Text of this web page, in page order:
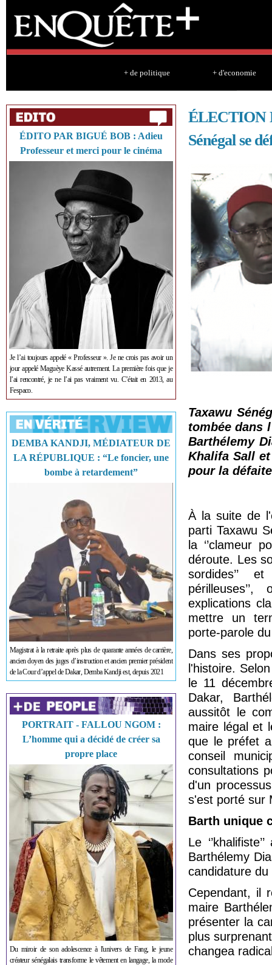
+ de politique + d'economie
ÉDITO PAR BIGUÉ BOB : Adieu
Professeur et merci pour le cinéma
Je l’ai toujours appelé « Professeur ». Je ne crois pas avoir un
jour appelé Maguèye Kassé autrement. La première fois que je
l’ai rencontré, je ne l’ai pas vraiment vu. C’était en 2013, au
Fespaco.
DEMBA KANDJI, MÉDIATEUR DE
LA RÉPUBLIQUE : “Le foncier, une
bombe à retardement”
Magistrat à la retraite après plus de quarante années de carrière,
ancien doyen des juges d’instruction et ancien premier président
de la Cour d’appel de Dakar, Demba Kandji est, depuis 2021
PORTRAIT - FALLOU NGOM :
L’homme qui a décidé de créer sa
propre place
Du miroir de son adolescence à l'univers de Fang, le jeune
créateur sénégalais transforme le vêtement en langage, la mode
ÉLECTION
Sénégal se
Taxawu
tombée dans
Barthélemy
Khalifa Sall
pour la
À la suite de
parti Taxawu
la ‘’clameur
déroute. Les
sordides’’
explications
mettre un
porte-parole
Dans ses
l'histoire.
le 11
Dakar,
aussitôt le
maire légal et
que le préfet
conseil
consultations
d'un
s'est porté sur
Barth unique
Le
Barthélemy
candidature du
Cependant, il
maire
présenter la
plus
changea